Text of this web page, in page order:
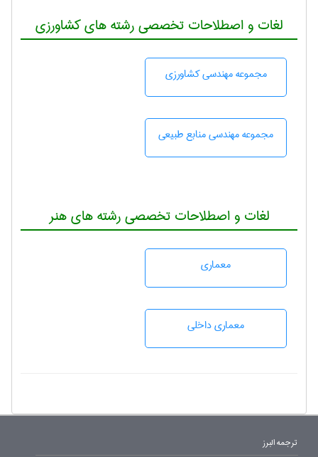
لغات و اصطلاحات تخصصی رشته های کشاورزی
مجموعه مهندسی كشاورزی
مجموعه مهندسی منابع طبيعی
لغات و اصطلاحات تخصصی رشته های هنر
معماری
معماری داخلی
ترجمه البرز